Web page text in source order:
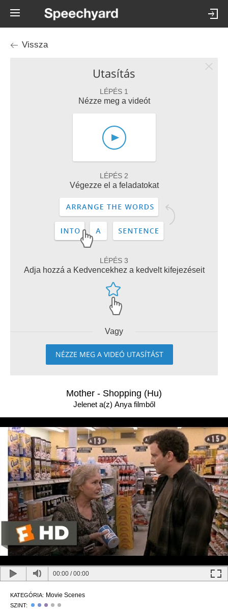
Vissza
Utasítás
LÉPÉS 1
Nézze meg a videót
LÉPÉS 2
Végezze el a feladatokat
LÉPÉS 3
Adja hozzá a Kedvencekhez a kedvelt kifejezéseit
Vagy
NÉZZE MEG A VIDEÓ UTASÍTÁST
Mother - Shopping (Hu)
Jelenet a(z) Anya filmből
00:00 /00:00
KATEGÓRIA: Movie Scenes
SZINT: